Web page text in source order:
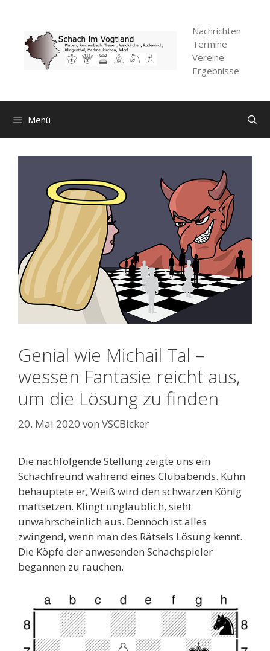
springen
Nachrichten
Termine
Vereine
Ergebnisse
Menü
Genial wie Michail Tal –
wessen Fantasie reicht aus,
um die Lösung zu finden
20. Mai 2020 von VSCBicker
Die nachfolgende Stellung zeigte uns ein
Schachfreund während eines Clubabends. Kühn
behauptete er, Weiß wird den schwarzen König
mattsetzen. Klingt unglaublich, sieht
unwahrscheinlich aus. Dennoch ist alles
zwingend, wenn man des Rätsels Lösung kennt.
Die Köpfe der anwesenden Schachspieler
begannen zu rauchen.